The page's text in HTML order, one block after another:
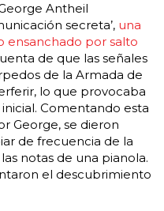
Antheil
secreta’, una
ensanchado por salto
de que las señales
de la Armada de
lo que provocaba
Comentando esta
George, se dieron
de frecuencia de la
notas de una pianola.
el descubrimiento